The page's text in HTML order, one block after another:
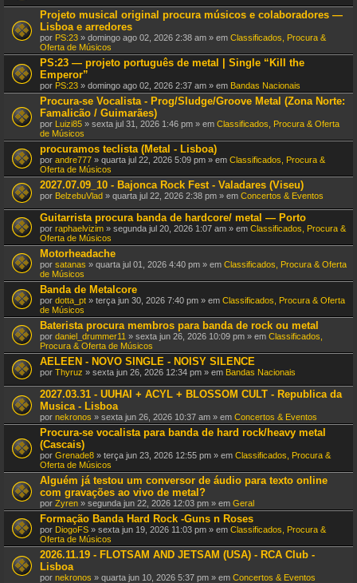
Projeto musical original procura músicos e colaboradores —
Lisboa e arredores
por PS:23 » domingo ago 02, 2026 2:38 am » em Classificados, Procura &
Oferta de Músicos
PS:23 — projeto português de metal | Single “Kill the
Emperor”
por PS:23 » domingo ago 02, 2026 2:37 am » em Bandas Nacionais
Procura-se Vocalista - Prog/Sludge/Groove Metal (Zona Norte:
Famalicão / Guimarães)
por Luizi85 » sexta jul 31, 2026 1:46 pm » em Classificados, Procura & Oferta
de Músicos
procuramos teclista (Metal - Lisboa)
por andre777 » quarta jul 22, 2026 5:09 pm » em Classificados, Procura &
Oferta de Músicos
2027.07.09_10 - Bajonca Rock Fest - Valadares (Viseu)
por BelzebuVlad » quarta jul 22, 2026 2:38 pm » em Concertos & Eventos
Guitarrista procura banda de hardcore/ metal — Porto
por raphaelvizim » segunda jul 20, 2026 1:07 am » em Classificados, Procura &
Oferta de Músicos
Motorheadache
por satanas » quarta jul 01, 2026 4:40 pm » em Classificados, Procura & Oferta
de Músicos
Banda de Metalcore
por dotta_pt » terça jun 30, 2026 7:40 pm » em Classificados, Procura & Oferta
de Músicos
Baterista procura membros para banda de rock ou metal
por daniel_drummer11 » sexta jun 26, 2026 10:09 pm » em Classificados,
Procura & Oferta de Músicos
AELEEN - NOVO SINGLE - NOISY SILENCE
por Thyruz » sexta jun 26, 2026 12:34 pm » em Bandas Nacionais
2027.03.31 - UUHAI + ACYL + BLOSSOM CULT - Republica da
Musica - Lisboa
por nekronos » sexta jun 26, 2026 10:37 am » em Concertos & Eventos
Procura-se vocalista para banda de hard rock/heavy metal
(Cascais)
por Grenade8 » terça jun 23, 2026 12:55 pm » em Classificados, Procura &
Oferta de Músicos
Alguém já testou um conversor de áudio para texto online
com gravações ao vivo de metal?
por Zyren » segunda jun 22, 2026 12:03 pm » em Geral
Formação Banda Hard Rock -Guns n Roses
por DiogoFS » sexta jun 19, 2026 11:03 pm » em Classificados, Procura &
Oferta de Músicos
2026.11.19 - FLOTSAM AND JETSAM (USA) - RCA Club -
Lisboa
por nekronos » quarta jun 10, 2026 5:37 pm » em Concertos & Eventos